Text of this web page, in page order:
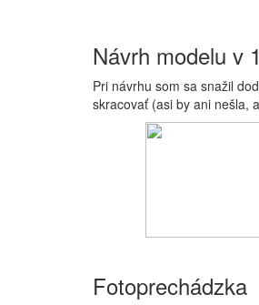
Návrh modelu v
Pri návrhu som sa snažil
skracovať (asi by ani nešla,
Fotoprechádzka